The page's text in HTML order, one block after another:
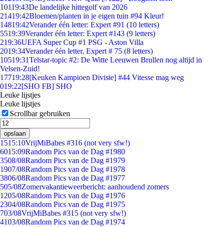
10119:43De landelijke hittegolf van 2026
21419:42Bloemen/planten in je eigen tuin #94 Kleur!
14819:42Verander één letter: Expert #91 (10 letters)
5519:39Verander één letter: Expert #143 (9 letters)
219:36UEFA Super Cup #1 PSG - Aston Villa
2019:34Verander één letter. Expert # 75 (8 letters)
10519:31Telstar-topic #2: De Witte Leeuwen Brullen nog altijd in
Velsen-Zuid!
17719:28[Keuken Kampioen Divisie] #44 Vitesse mag weg
019:22[SHO FB] SHO
Leuke lijstjes
Leuke lijstjes
Scrollbar gebruiken
opslaan
1515:10VrijMiBabes #316 (not very sfw!)
6015:09Random Pics van de Dag #1980
3508/08Random Pics van de Dag #1979
1907/08Random Pics van de Dag #1978
3806/08Random Pics van de Dag #1977
505/08Zomervakantieweerbericht: aanhoudend zomers
1205/08Random Pics van de Dag #1976
2304/08Random Pics van de Dag #1975
703/08VrijMiBabes #315 (not very sfw!)
4103/08Random Pics van de Dag #1974